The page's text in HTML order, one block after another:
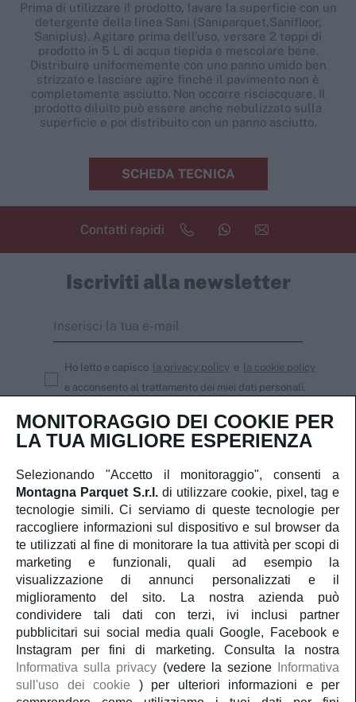
Prima di utilizzare il prodotto, lavare la superficie con un
detergente della linea Sani (Saniparquet Sanifloor,
Saniplus). Agitare prima dell’uso, versare 2 tappi di
prodotto in 5 L di acqua tiepida e mescolare bene.
Distribuire uniformemente con uno panno umido ben
strizzato e lasciare agire finché il pavimento non è
completamente asciutto. Non occorre risciacquare. Il
prodotto diluito può essere anche nebulizzato sulla
superficie e poi distribuito con un panno asciutto.
SCHEDA TECNICA
Contatti rapidi
Iscriviti alla newsletter
Ho letto e capisco la privacy policy e la cookie policy
e acconsento al trattamento dei miei dati personali.
Iscriviti
Servizio Clienti
Account
Servizi
Guida al parquet
Parliamo di noi
MONITORAGGIO DEI COOKIE PER
LA TUA MIGLIORE ESPERIENZA
Selezionando "Accetto il monitoraggio", consenti a
Montagna Parquet S.r.l. di utilizzare cookie, pixel, tag e
tecnologie simili. Ci serviamo di queste tecnologie per
raccogliere informazioni sul dispositivo e sul browser da
te utilizzati al fine di monitorare la tua attività per scopi di
marketing e funzionali, quali ad esempio la
visualizzazione di annunci personalizzati e il
miglioramento del sito. La nostra azienda può
condividere tali dati con terzi, ivi inclusi partner
pubblicitari sui social media quali Google, Facebook e
Instagram per fini di marketing. Consulta la nostra
Informativa sulla privacy (vedere la sezione
Informativa
sull'uso dei cookie
) per ulteriori informazioni e per